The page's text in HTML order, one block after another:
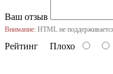
Ваш отзыв
Внимание: HTML не
Рейтинг Плохо